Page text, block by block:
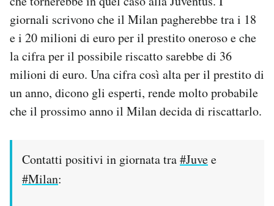
giornali scrivono che il Milan pagherebbe tra i 18
e i 20 milioni di euro per il prestito oneroso e che
la cifra per il possibile riscatto sarebbe di 36
milioni di euro. Una cifra così alta per il prestito di
un anno, dicono gli esperti, rende molto probabile
che il prossimo anno il Milan decida di riscattarlo.
Contatti positivi in giornata tra#Juvee
#Milan: